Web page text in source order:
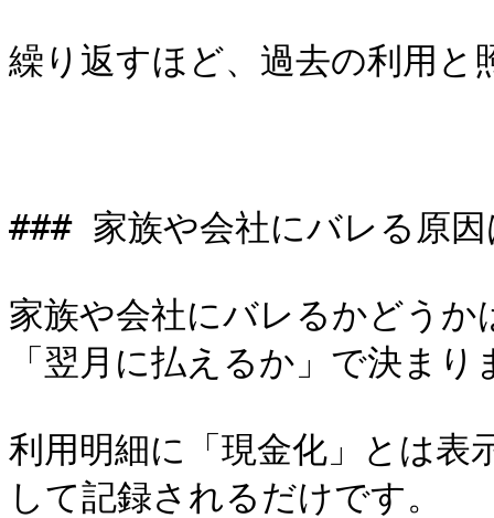
繰り返すほど、過去の利用
### 家族や会社にバレる原因
家族や会社にバレるかどう
「翌月に払えるか」で決ま
利用明細に「現金化」とは表
して記録されるだけです。